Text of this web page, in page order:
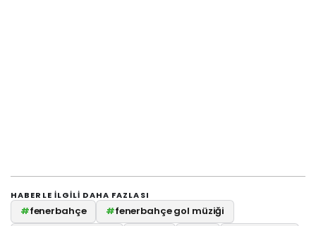
HABERLE ILGILI DAHA FAZLASI
#fenerbahçe #fenerbahçe gol müziği